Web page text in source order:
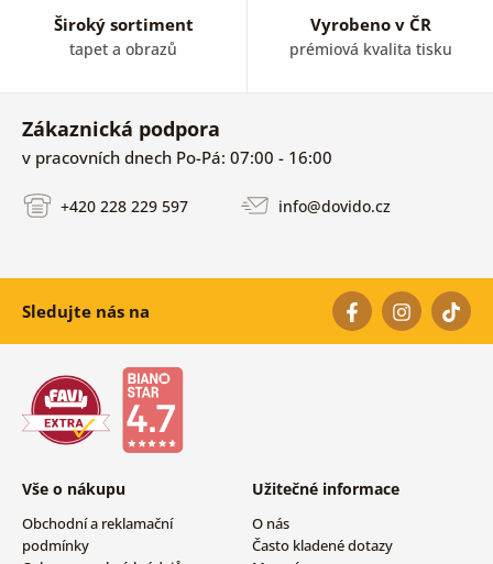
Široký sortiment
tapet a obrazů
Vyrobeno v ČR
prémiová kvalita tisku
Zákaznická podpora
v pracovních dnech Po-Pá: 07:00 - 16:00
+420 228 229 597 info@dovido.cz
Sledujte nás na
Vše o nákupu
Obchodní a reklamační
podmínky
Užitečné informace
O nás
Často kladené dotazy